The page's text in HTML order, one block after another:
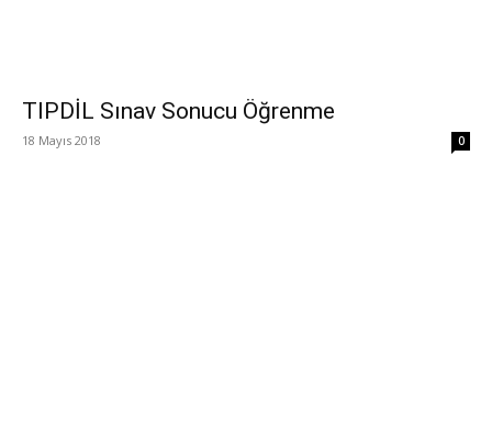
TIPDİL Sınav Sonucu Öğrenme
18 Mayıs 2018 0